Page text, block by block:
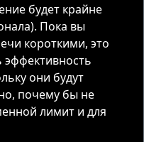
будет крайне
Пока вы
короткими, это
они будут
почему бы не
лимит и для